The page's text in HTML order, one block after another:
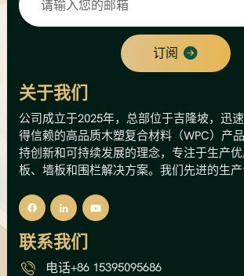
订阅
关于我们
公司成立于2025年，总部位于吉隆坡，迅
得信赖的高品质木塑复合材料（WPC）产
持创新和可持续发展的理念，专注于生产
板、墙板和围栏解决方案。我们先进的生产
一产能使我们能够为国内外市场提供可靠的
量。我们的核心理念是将木材的天然美感与
低维护性相结合。我们的产品经过精心设计
联系我们
电话+86 15395095686